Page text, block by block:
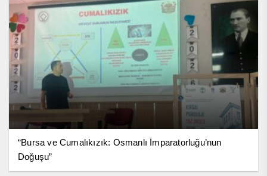
“Bursa ve Cumalıkızık: Osmanlı İmparatorluğu’nun
Doğuşu”